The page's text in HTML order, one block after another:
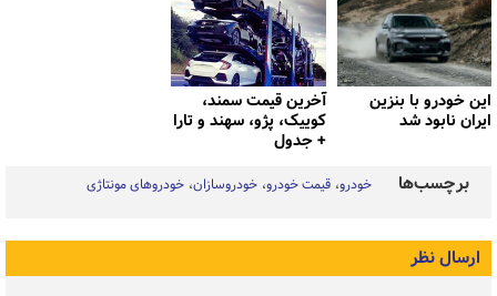
این خودرو با بنزین
ایران نابود شد
آخرین قیمت سمند،
کوییک، پژو، سهند و تارا
+ جدول
برچسب‌ها خودرو قیمت خودرو خودروسازان خودروهای مونتاژی
ارسال نظر